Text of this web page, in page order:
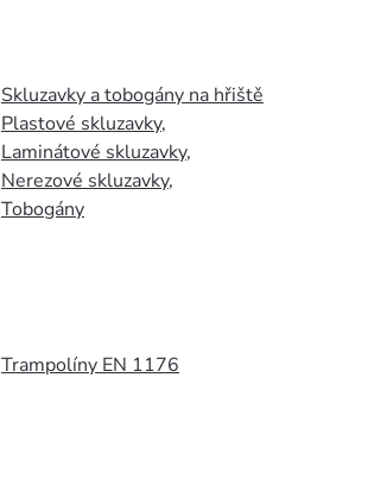
Skluzavky a tobogány na hřiště
Plastové skluzavky,
Laminátové skluzavky,
Nerezové skluzavky,
Tobogány
Trampolíny EN 1176